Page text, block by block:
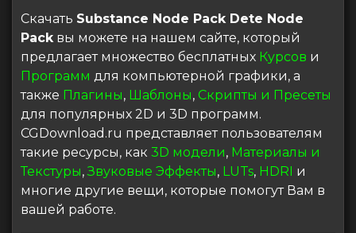
Скачать Substance Node Pack Dete Node
Pack вы можете на нашем сайте, который
предлагает множество бесплатных Курсов и
Программ для компьютерной графики, а
также Плагины, Шаблоны, Скрипты и Пресеты
для популярных 2D и 3D программ.
CGDownload.ru представляет пользователям
такие ресурсы, как 3D модели, Материалы и
Текстуры,Звуковые Эффекты, LUTs, HDRI и
многие другие вещи, которые помогут Вам в
вашей работе.